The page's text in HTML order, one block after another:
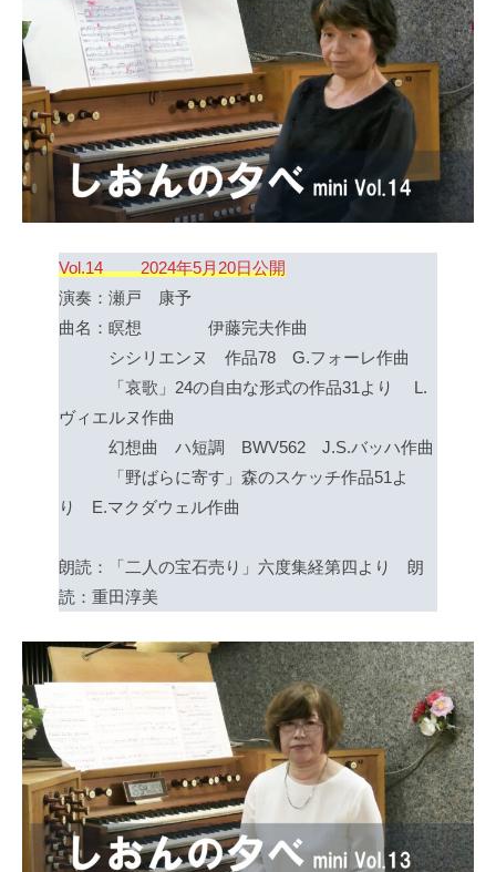
Vol.14 2024年5月20日公開
演奏：瀬戸 康予
曲名：瞑想 伊藤完夫作曲
シシリエンヌ 作品78 G.フォーレ作曲
「哀歌」24の自由な形式の作品31より L.
ヴィエルヌ作曲
幻想曲 ハ短調 BWV562 J.S.バッハ作曲
「野ばらに寄す」森のスケッチ作品51よ
り E.マクダウェル作曲
朗読：「二人の宝石売り」六度集経第四より 朗
読：重田淳美